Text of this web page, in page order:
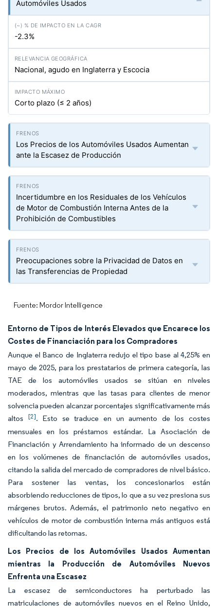
Automóviles Usados
-2.3%
Nacional, agudo en Inglaterra y Escocia
Corto plazo (≤ 2 años)
Los Precios de los Automóviles Usados Aumentan
ante la Escasez de Producción
Incertidumbre en los Residuales de los Vehículos
de Motor de Combustión Interna Antes de la
Prohibición de Combustibles
Preocupaciones sobre la Privacidad de Datos en
las Transferencias de Propiedad
Fuente: Mordor Intelligence
Entorno de Tipos de Interés Elevados que Encarece los
Costes de Financiación para los Compradores
Aunque el Banco de Inglaterra redujo el tipo base al 4,25% en
mayo de 2025, para los prestatarios de primera categoría, las
TAE de los automóviles usados se sitúan en niveles
moderados, mientras que las tasas para clientes de menor
solvencia pueden alcanzar porcentajes significativamente más
altos [2]. Esto se traduce en un aumento de los costes
mensuales en los préstamos estándar. La Asociación de
Financiación y Arrendamiento ha informado de un descenso
en los volúmenes de financiación de automóviles usados,
citando la salida del mercado de compradores de nivel básico.
Para sostener las ventas, los concesionarios están
absorbiendo reducciones de tipos, lo que a su vez presiona sus
márgenes brutos. Además, el patrimonio neto negativo en
vehículos de motor de combustión interna más antiguos está
dificultando las retomas.
Los Precios de los Automóviles Usados Aumentan
mientras la Producción de Automóviles Nuevos
Enfrenta una Escasez
La escasez de semiconductores ha perturbado las
matriculaciones de automóviles nuevos en el Reino Unido,